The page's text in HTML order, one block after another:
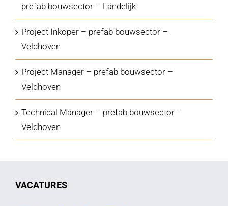
prefab bouwsector – Landelijk
Project Inkoper – prefab bouwsector –
Veldhoven
Project Manager – prefab bouwsector –
Veldhoven
Technical Manager – prefab bouwsector –
Veldhoven
VACATURES